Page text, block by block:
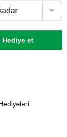
Hediye et